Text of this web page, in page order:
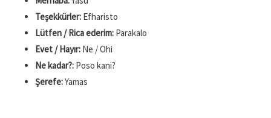
Teşekkürler: Efharisto
Lütfen / Rica ederim: Parakalo
Evet / Hayır: Ne / Ohi
Ne kadar?: Poso kani?
Şerefe:Yamas